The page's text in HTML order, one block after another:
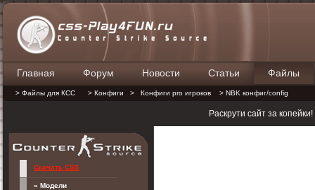
Главная Форум Новости Статьи Файлы
> Файлы для КСС > Конфиги > Конфиги pro игроков > NBK конфиг/config
Раскрути сайт за
Скачать CSS
» Модели